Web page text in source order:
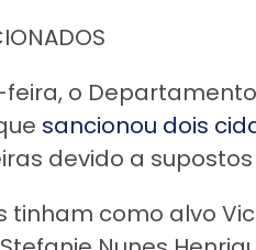
o
sancionou dois
devido a
tinham como alvo